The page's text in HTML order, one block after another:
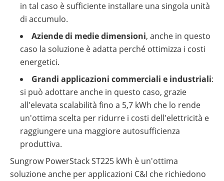
in tal caso è sufficiente installare una singola unità
di accumulo.
Aziende di medie dimensioni, anche in questo
caso la soluzione è adatta perché ottimizza i costi
energetici.
Grandi applicazioni commerciali e industriali:
si può adottare anche in questo caso, grazie
all'elevata scalabilità fino a 5,7 kWh che lo rende
un'ottima scelta per ridurre i costi dell'elettricità e
raggiungere una maggiore autosufficienza
produttiva.
Sungrow PowerStack ST225 kWh è un'ottima
soluzione anche per applicazioni C&I che richiedono